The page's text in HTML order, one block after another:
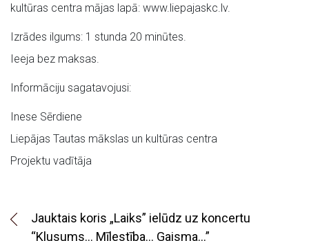
kultūras centra mājas lapā: www.liepajaskc.lv.
Izrādes ilgums: 1 stunda 20 minūtes.
Ieeja bez maksas.
Informāciju sagatavojusi:
Inese Sērdiene
Liepājas Tautas mākslas un kultūras centra
Projektu vadītāja
Jauktais koris „Laiks” ielūdz uz koncertu
“Klusums… Mīlestība… Gaisma…”